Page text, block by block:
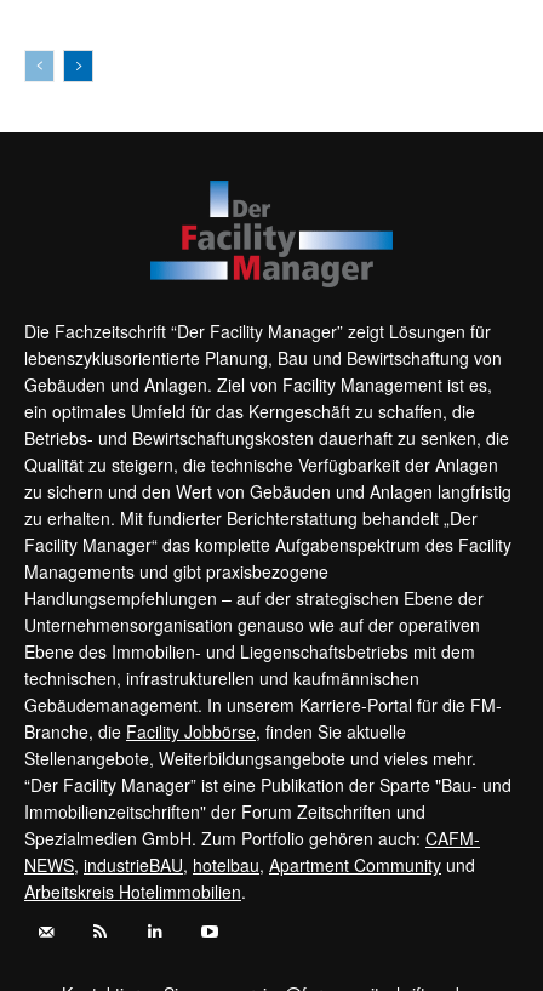
Die Fachzeitschrift “Der Facility Manager” zeigt Lösungen für
lebenszyklusorientierte Planung, Bau und Bewirtschaftung von
Gebäuden und Anlagen. Ziel von Facility Management ist es,
ein optimales Umfeld für das Kerngeschäft zu schaffen, die
Betriebs- und Bewirtschaftungskosten dauerhaft zu senken, die
Qualität zu steigern, die technische Verfügbarkeit der Anlagen
zu sichern und den Wert von Gebäuden und Anlagen langfristig
zu erhalten. Mit fundierter Berichterstattung behandelt „Der
Facility Manager“ das komplette Aufgabenspektrum des Facility
Managements und gibt praxisbezogene
Handlungsempfehlungen – auf der strategischen Ebene der
Unternehmensorganisation genauso wie auf der operativen
Ebene des Immobilien- und Liegenschaftsbetriebs mit dem
technischen, infrastrukturellen und kaufmännischen
Gebäudemanagement. In unserem Karriere-Portal für die FM-
Branche, die Facility Jobbörse, finden Sie aktuelle
Stellenangebote, Weiterbildungsangebote und vieles mehr.
“Der Facility Manager” ist eine Publikation der Sparte "Bau- und
Immobilienzeitschriften" der Forum Zeitschriften und
Spezialmedien GmbH. Zum Portfolio gehören auch: CAFM-
NEWS, industrieBAU, hotelbau, Apartment Community und
Arbeitskreis Hotelimmobilien.